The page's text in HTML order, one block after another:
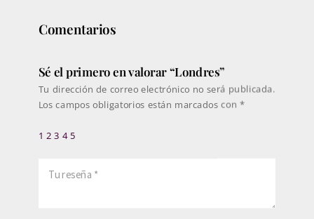
Comentarios
Sé el primero en valorar “Londres”
Tu dirección de correo electrónico no será publicada.
Los campos obligatorios están marcados con *
1 2 3 4 5